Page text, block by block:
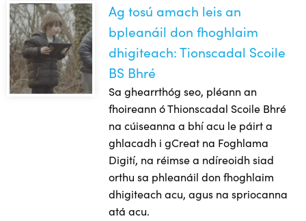
Ag tosú amach leis an bpleanáil don fhoghlaim dhigiteach:
Ag tosú amach leis an
bpleanáil don fhoghlaim
dhigiteach: Tionscadal Scoile
BS Bhré
Sa ghearrthóg seo, pléann an
fhoireann ó Thionscadal Scoile Bhré
na cúiseanna a bhí acu le páirt a
ghlacadh i gCreat na Foghlama
Digití, na réimse a ndíreoidh siad
orthu sa phleanáil don fhoghlaim
dhigiteach acu, agus na spriocanna
atá acu.